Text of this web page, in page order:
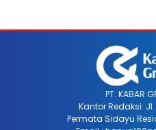
PT. KABAR
Kantor Redaksi:
Permata Sidayu